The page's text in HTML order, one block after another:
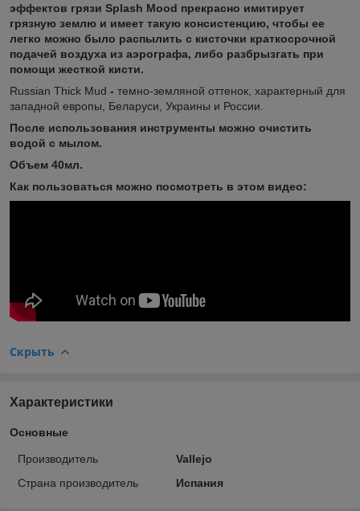
эффектов грязи Splash Mood прекрасно имитирует
грязную землю и имеет такую консистенцию, чтобы ее
легко можно было распылить с кисточки краткосрочной
подачей воздуха из аэрографа, либо разбрызгать при
помощи жесткой кисти.
Russian Thick Mud - темно-земляной оттенок, характерный для
западной европы, Беларуси, Украины и России.
После использования инструменты можно очистить
водой с мылом.
Объем 40мл.
Как пользоваться можно посмотреть в этом видео:
Скрыть
Характеристики
Основные
Производитель
Vallejo
Страна производитель
Испания